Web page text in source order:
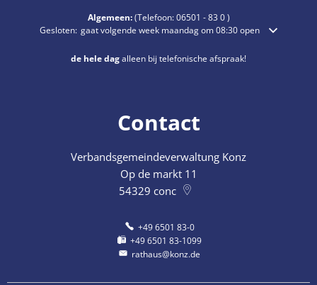
Algemeen:(Telefoon:06501 - 83 0)
Klik om extra openings- of sluitingstijden te verbergen
Gesloten: gaat volgende week maandag om 08:30 open
de hele dagalleen bij telefonische afspraak!
Contact
Verbandsgemeindeverwaltung Konz
Op de markt 11
54329 conc
+49 6501 83-0
+49 6501 83-1099
rathaus@konz.de